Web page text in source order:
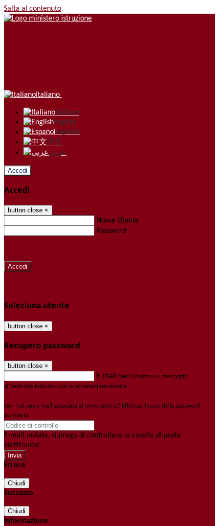
Salta al contenuto
Italiano
Italiano
English
Español
中文
عربى
Accedi
Accedi
button close ×
Nome Utente
Password
-
Seleziona utente
button close ×
Recupero password
button close ×
E-mail Verrà inviato un messaggio
all'indirizzo indicato con le istruzioni necessarie.
Non hai una e-mail associata al nome utente? Effettua il reset della password
tramite la
E-mail inviata, si prega di controllare la casella di posta
elettronica!
Errore
Chiudi
Successo
Chiudi
Informazione